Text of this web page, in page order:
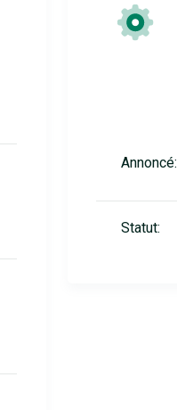
Annoncé:
Statut: